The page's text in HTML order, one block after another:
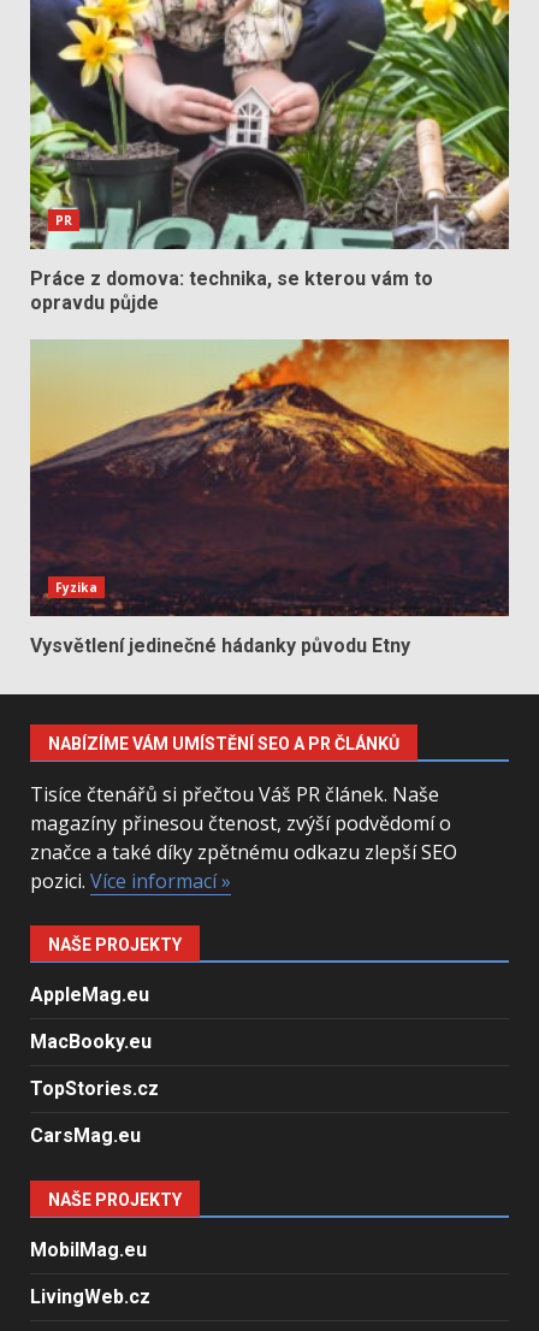
PR
Práce z domova: technika, se kterou vám to
opravdu půjde
Fyzika
Vysvětlení jedinečné hádanky původu Etny
NABÍZÍME VÁM UMÍSTĚNÍ SEO A PR ČLÁNKŮ
Tisíce čtenářů si přečtou Váš PR článek. Naše
magazíny přinesou čtenost, zvýší podvědomí o
značce a také díky zpětnému odkazu zlepší SEO
pozici. Více informací »
NAŠE PROJEKTY
AppleMag.eu
MacBooky.eu
TopStories.cz
CarsMag.eu
NAŠE PROJEKTY
MobilMag.eu
LivingWeb.cz